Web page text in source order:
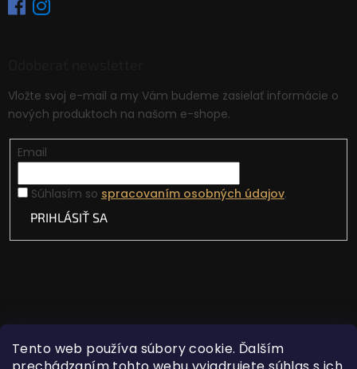
Tento web používa súbory cookie. Ďalším
Vložte svoj e-mail a my Vám budeme zasielať informácie o
nových produktoch na našom e-shope.
Email
Súhlasím so spracovaním osobných údajov.
PRIHLÁSIŤ SA